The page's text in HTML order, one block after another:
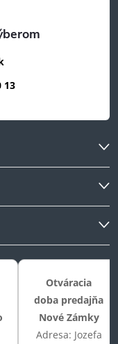
13
Otváracia
doba predajňa
Nové Zámky
Adresa: Jozefa